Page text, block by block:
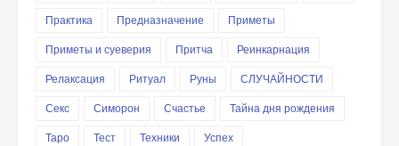
Практика
Предназначение
Приметы
Приметы и суеверия
Притча
Реинкарнация
Релаксация
Ритуал Руны
СЛУЧАЙНОСТИ
Секс
Симорон Счастье
Тайна дня рождения
Таро
Тест Техники
Успех